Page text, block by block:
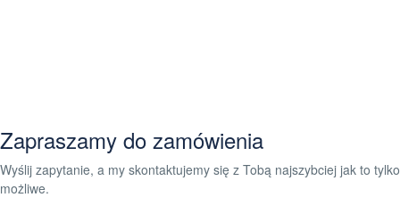
Zapraszamy do zamówienia
Wyślij zapytanie, a my skontaktujemy się z Tobą najszybciej jak to tylko
możliwe.